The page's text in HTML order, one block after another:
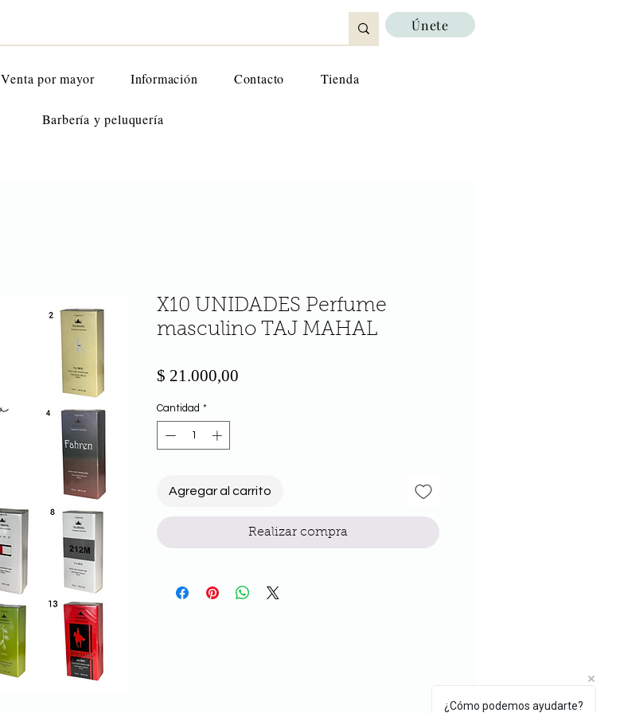
Únete
Venta por mayor Información Contacto Tienda
Barbería y peluquería
X10 UNIDADES Perfume
masculino TAJ MAHAL
$ 21.000,00
Cantidad *
Agregar al carrito
Realizar compra
¿Cómo podemos ayudarte?